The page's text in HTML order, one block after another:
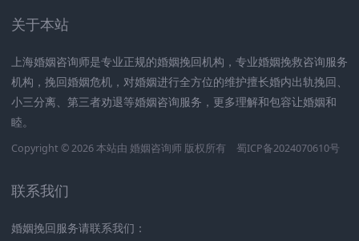
关于本站
上海婚姻咨询师是专业正规的婚姻挽回机构，专业婚姻挽救咨询服务
机构，挽回婚姻危机，对婚姻进行全方位的维护擅长婚内出轨挽回、
小三分离、第三者劝退等婚姻咨询服务，更多理解和包容让婚姻和
睦。
Copyright © 2026 本站由 婚姻咨询师 版权所有 蜀ICP备2024070610号
联系我们
婚姻挽回服务请联系我们：